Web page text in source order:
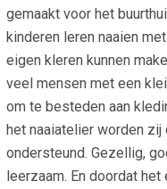
gemaakt voor het
kinderen leren naaien
eigen kleren kunnen
veel mensen met een
om te besteden aan
het naaiatelier worden
ondersteund. Gezellig,
leerzaam. En doordat